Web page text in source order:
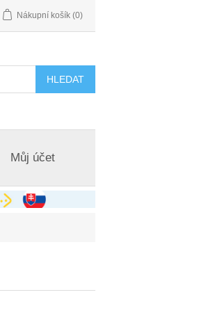
Nákupní košík (0)
Můj účet